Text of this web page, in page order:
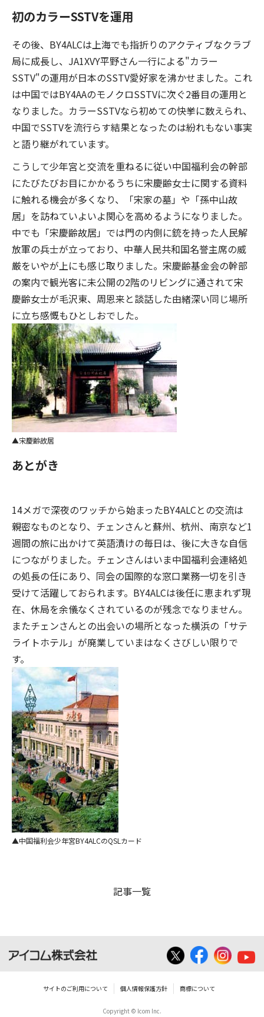
初のカラーSSTVを運用
その後、BY4ALCは上海でも指折りのアクティブなクラブ
局に成長し、JA1XVY平野さん一行による"カラー
SSTV"の運用が日本のSSTV愛好家を沸かせました。これ
は中国ではBY4AAのモノクロSSTVに次ぐ2番目の運用と
なりました。カラーSSTVなら初めての快挙に数えられ、
中国でSSTVを流行らす結果となったのは紛れもない事実
と語り継がれています。
こうして少年宮と交流を重ねるに従い中国福利会の幹部
にたびたびお目にかかるうちに宋慶齢女士に関する資料
に触れる機会が多くなり、「宋家の墓」や「孫中山故
居」を訪ねていよいよ関心を高めるようになりました。
中でも「宋慶齢故居」では門の内側に銃を持った人民解
放軍の兵士が立っており、中華人民共和国名誉主席の威
厳をいやが上にも感じ取りました。宋慶齢基金会の幹部
の案内で観光客に未公開の2階のリビングに通されて宋
慶齢女士が毛沢東、周恩来と談話した由緒深い同じ場所
に立ち感慨もひとしおでした。
宋慶齢故居
あとがき
14メガで深夜のワッチから始まったBY4ALCとの交流は
親密なものとなり、チェンさんと蘇州、杭州、南京など1
週間の旅に出かけて英語漬けの毎日は、後に大きな自信
につながりました。チェンさんはいま中国福利会連絡処
の処長の任にあり、同会の国際的な窓口業務一切を引き
受けて活躍しておられます。BY4ALCは後任に恵まれず現
在、休局を余儀なくされているのが残念でなりません。
またチェンさんとの出会いの場所となった横浜の「サテ
ライトホテル」が廃業していまはなくさびしい限りで
す。
中国福利会少年宮BY4ALCのQSLカード
記事一覧
サイトのご利用について 個人情報保護方針 商標について
Copyright © Icom Inc.